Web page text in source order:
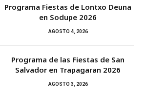
Programa Fiestas de Lontxo Deuna
en Sodupe 2026
AGOSTO 4, 2026
Programa de las Fiestas de San
Salvador en Trapagaran 2026
AGOSTO 3, 2026